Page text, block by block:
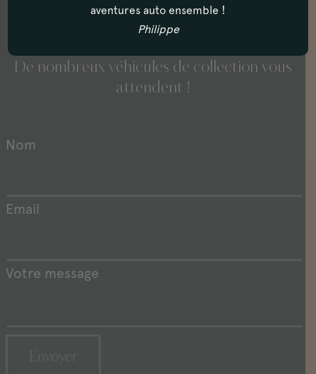
N’hésitez pas à nous contacter, et à venir
visiter notre showroom situé à Biarritz,
De nombreux véhicules de collection vous
attendent !
Nom
Email
Votre message
aventures auto ensemble !
Philippe